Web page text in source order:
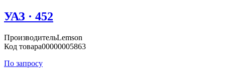
УАЗ · 452
ПроизводительLemson
Код товара00000005863
По запросу